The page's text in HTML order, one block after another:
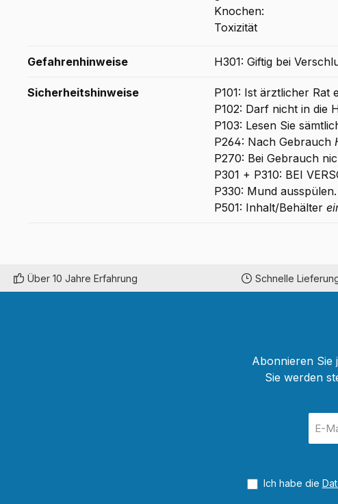
Gefahrenhinweise H301: Giftig bei
Sicherheitshinweise
P101: Ist ärztlicher
P102: Darf nicht in die
P103: Lesen Sie
P264: Nach Gebrauch
P270: Bei Gebrauch
P301 + P310: BEI
P330: Mund ausspülen.
P501: Inhalt/Behälter
Über 10 Jahre Erfahrung Schnelle
Abonnieren Sie
Sie werden
Mail-
Ich habe die